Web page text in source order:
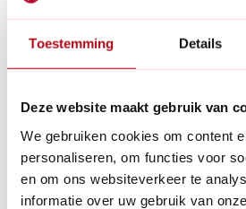
Toestemming Details
Deze website maakt gebruik van
We gebruiken cookies om content
personaliseren, om functies voor
en om ons websiteverkeer te
informatie over uw gebruik van
Lees meer
Betaal achteraf met Riverty.
Gratis verzendenvanaf € 60 in
14dagen bedenktijd